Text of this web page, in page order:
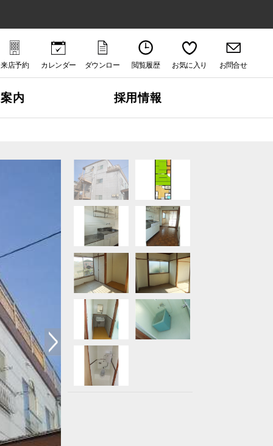
来店予約 カレンダー
ダウンロー
ド
閲覧履歴 お気に入り お問合せ
内 採用情報